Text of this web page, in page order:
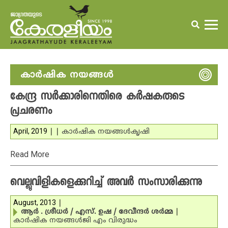
കാര്‍ഷിക നയങ്ങള്‍
കേന്ദ്ര സര്‍ക്കാരിനെതിരെ കര്‍ഷകരുടെ
പ്രചരണം
April, 2019 കാര്‍ഷിക നയങ്ങള്‍കൃഷി
Read More
വെല്ലുവിളികളെക്കുറിച്ച് അവര്‍ സംസാരിക്കുന്നു
August, 2013
ആര്‍ . ശ്രീധര്‍ / എസ്. ഉഷ / ദേവീന്ദര്‍ ശര്‍മ്മ
കാര്‍ഷിക നയങ്ങള്‍ജി എം വിരുദ്ധം